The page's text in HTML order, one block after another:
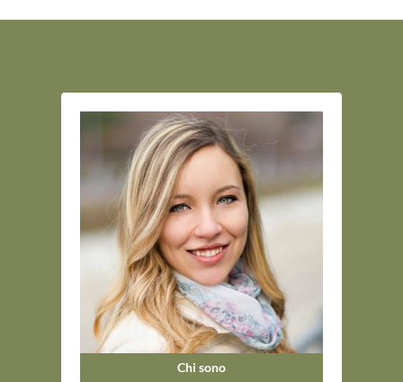
Chi sono